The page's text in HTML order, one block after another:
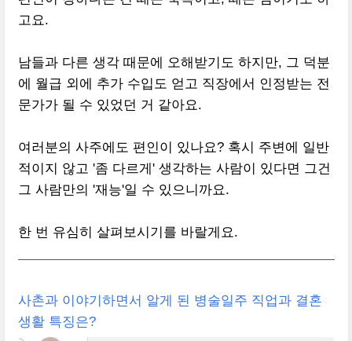
고요.
남들과 다른 생각 때문에 오해받기도 하지만, 그 덕분
에 월급 외에 추가 수입도 얻고 직장에서 인정받는 전
문가가 될 수 있었던 거 같아요.
여러분의 사주에도 편인이 있나요? 혹시 주변에 일반
적이지 않고 '좀 다르게' 생각하는 사람이 있다면 그건
그 사람만의 '재능'일 수 있으니까요.
한 번 유심히 살펴보시기를 바랄게요.
사촌과 이야기하면서 알게 된 병술일주 직업과 결혼
생활 특징은?